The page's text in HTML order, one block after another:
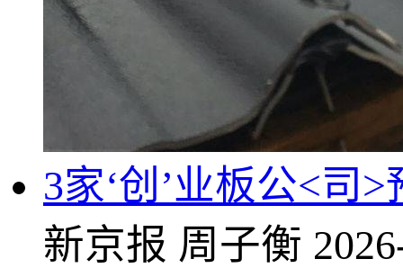
3家‘创’业板公<司
新京报 周子衡